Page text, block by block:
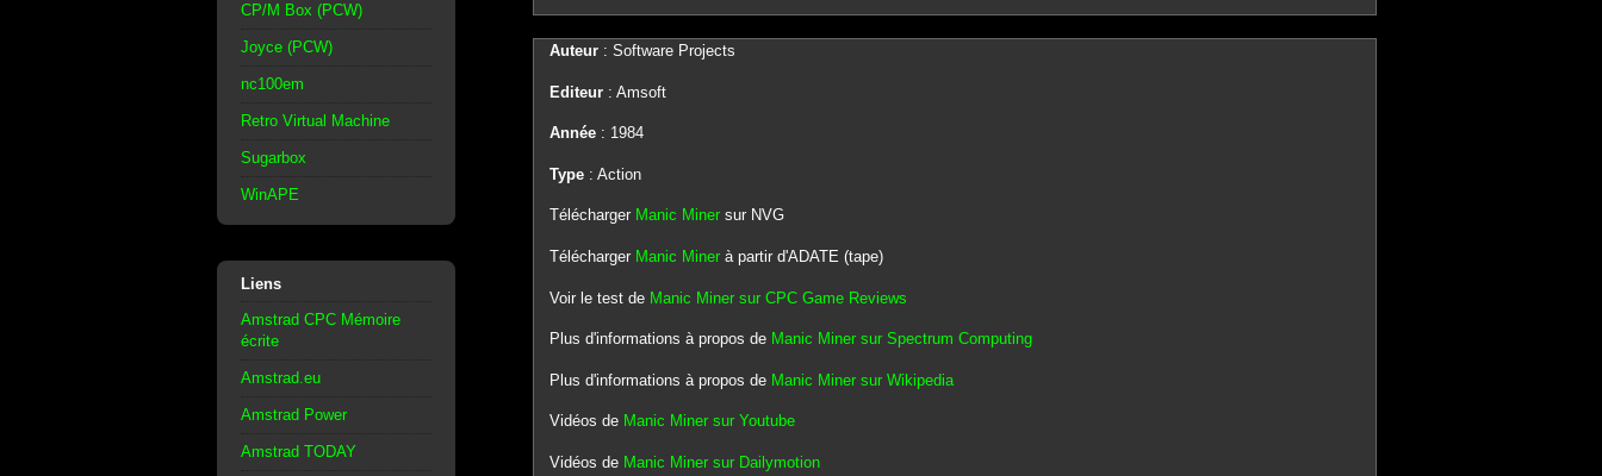
CP/M Box (PCW)
Joyce (PCW)
nc100em
Retro Virtual Machine
Sugarbox
WinAPE
Liens
Amstrad CPC Mémoire
écrite
Amstrad.eu
Amstrad Power
Amstrad TODAY
Auteur: Software Projects
Editeur: Amsoft
Année: 1984
Type: Action
Télécharger Manic Minersur NVG
Télécharger Manic Minerà partir d'ADATE (tape)
Voir le test de Manic Miner sur CPC Game Reviews
Plus d'informations à propos de Manic Miner sur Spectrum Computing
Plus d'informations à propos de Manic Miner sur Wikipedia
Vidéos de Manic Miner sur Youtube
Vidéos de Manic Miner sur Dailymotion